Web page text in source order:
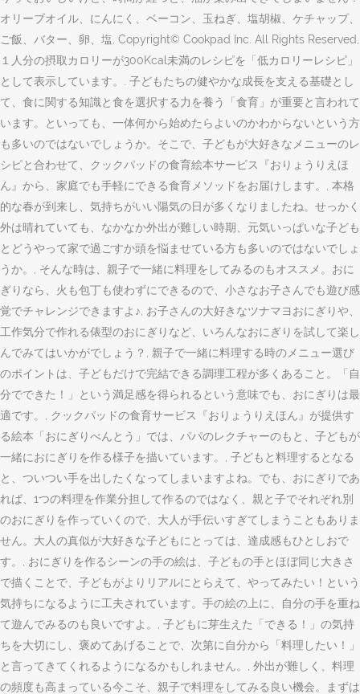
オリーブオイル、にんにく、ベーコン、玉ねぎ、塩胡椒、ケチャップ、
ご飯、バター、卵、塩, Copyright© Cookpad Inc. All Rights Reserved,
１人分の摂取カロリーが300Kcal未満のレシピを「低カロリーレシピ」
として表示しています。. 子どもたちの健やかな成長を支える基礎とし
て、食に関する知識と食を選択する力を養う「食育」が重要と言われて
います。といっても、一体何から始めたらよいのかわからないという方
も多いのではないでしょうか。そこで、子どもが大好きなメニューのレ
シピと合わせて、クックパッドの食育絵本サービス『おりょうりえほ
ん』から、家庭でも手軽にできる食育メソッドをお届けします。, 本格
的な春が到来し、気持ちがいい陽気の日が多くなりましたね。せっかく
外は晴れていても、なかなか外出が難しい時期、元気いっぱいな子ども
とどうやって家で過ごすか頭を悩ませている方も多いのではないでしょ
うか。, そんな時は、親子で一緒に料理をしてみるのもオススメ。おに
ぎりなら、火も包丁も使わずにできるので、小さなお子さんでも遊び感
覚でチャレンジできますよ♪, お子さんの大好きなツナマヨおにぎりや、
工作気分で作れる俵型のおにぎりなど、いろんなおにぎりを試して楽し
んでみてはいかがでしょう？, 親子で一緒に料理する時のメニュー選び
のポイントは、子どもだけで完結できる調理工程が多くあること。「自
分でできた！」という満足感を得られるという意味でも、おにぎりは最
適です。, クックパッドの食育サービス『おりょうりえほん』が提供す
る絵本「おにぎりべんとう」では、パパのレクチャーのもと、子どもが
一緒におにぎりを作る様子を描いています。, 子どもと料理するとなる
と、ついつい手を出したくなってしまいますよね。でも、おにぎりであ
れば、1つの料理を作業分担して作るのではなく、親と子でそれぞれ別
のおにぎりを作っていくので、大人が手伝いすぎてしまうこともありま
せん。大人の真似が大好きな子どもにとっては、達成感もひとしおで
す。, おにぎりを作るシーンの手の絵は、子どもの手とほぼ同じ大きさ
で描くことで、子どもがよりリアルにとらえて、やってみたい！という
気持ちになるように工夫されています。手の絵の上に、自分の手を重ね
て遊んでみるのも良いですよ。, 子どもに芽生えた「できる！」の気持
ちを大切にし、褒めてあげることで、次第に自分から「料理したい！」
と言ってきてくれるようになるかもしれません。, 外出が難しく、料理
の頻度も高まっている今こそ、親子で料理をしてみる良い機会。まずは